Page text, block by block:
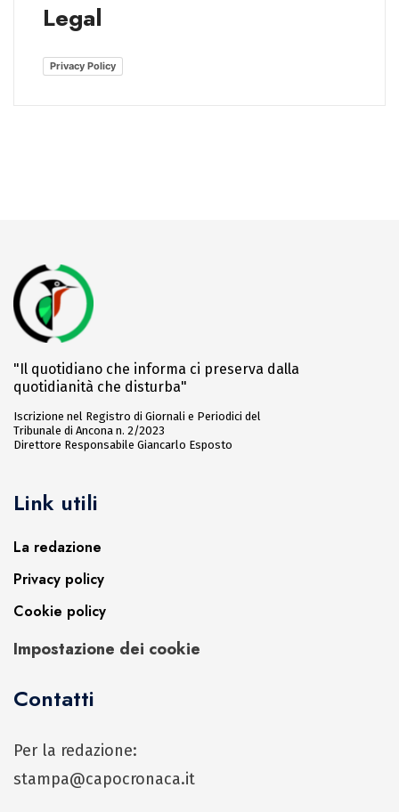
Legal
Privacy Policy
"Il quotidiano che informa ci preserva dalla
quotidianità che disturba"
Iscrizione nel Registro di Giornali e Periodici del
Tribunale di Ancona n. 2/2023
Direttore Responsabile Giancarlo Esposto
Link utili
La redazione
Privacy policy
Cookie policy
Impostazione dei cookie
Contatti
Per la redazione:
stampa@capocronaca.it